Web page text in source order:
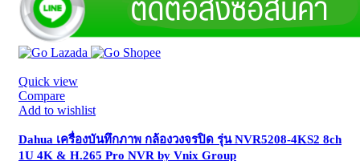
Quick view
Compare
Add to wishlist
Dahua เครื่องบันทึกภาพ กล้องวงจรปิด รุ่น NVR5208-4KS2 8ch
1U 4K & H.265 Pro NVR by Vnix Group